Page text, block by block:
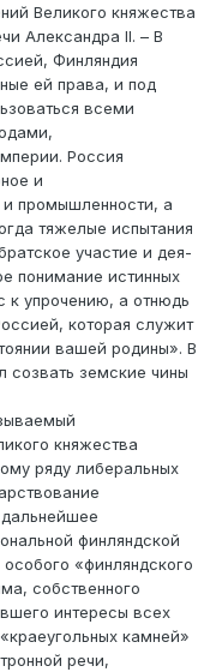
Великого княжества
Александра II. – В
Финляндия
ей права, и под
всеми
Россия
и
и промышленности, а
тяжелые испытания
участие и дея-
понимание истинных
к упрочению, а отнюдь
которая служит
вашей родины». В
созвать земские чины
княжества
ряду либеральных
финляндской
«финляндского
собственного
интересы всех
камней»
речи,